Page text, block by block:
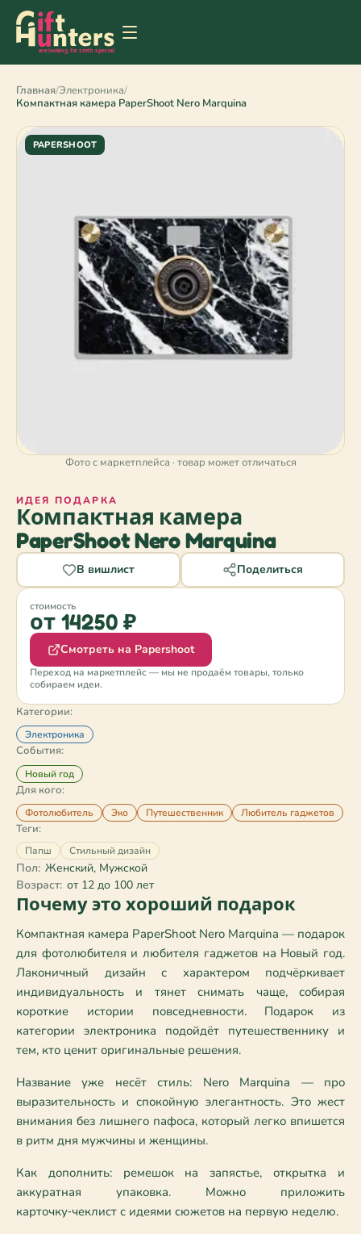
Главная/Электроника/
Компактная камера PaperShoot Nero Marquina
PAPERSHOOT
Фото с маркетплейса · товар может отличаться
ИДЕЯ ПОДАРКА
Компактная камера
PaperShoot Nero Marquina
В вишлист Поделиться
стоимость
от 14250 ₽
Смотреть на Papershoot
Переход на маркетплейс — мы не продаём товары, только
собираем идеи.
Категории:
Электроника
События:
Новый год
Для кого:
Фотолюбитель Эко Путешественник Любитель гаджетов
Теги:
Папш Стильный дизайн
Пол: Женский, Мужской
Возраст: от 12 до 100 лет
Почему это хороший подарок
Компактная камера PaperShoot Nero Marquina — подарок
для фотолюбителя и любителя гаджетов на Новый год.
Лаконичный дизайн с характером подчёркивает
индивидуальность и тянет снимать чаще, собирая
короткие истории повседневности. Подарок из
категории электроника подойдёт путешественнику и
тем, кто ценит оригинальные решения.
Название уже несёт стиль: Nero Marquina — про
выразительность и спокойную элегантность. Это жест
внимания без лишнего пафоса, который легко впишется
в ритм дня мужчины и женщины.
Как дополнить: ремешок на запястье, открытка и
аккуратная упаковка. Можно приложить
карточку‑чеклист с идеями сюжетов на первую неделю.